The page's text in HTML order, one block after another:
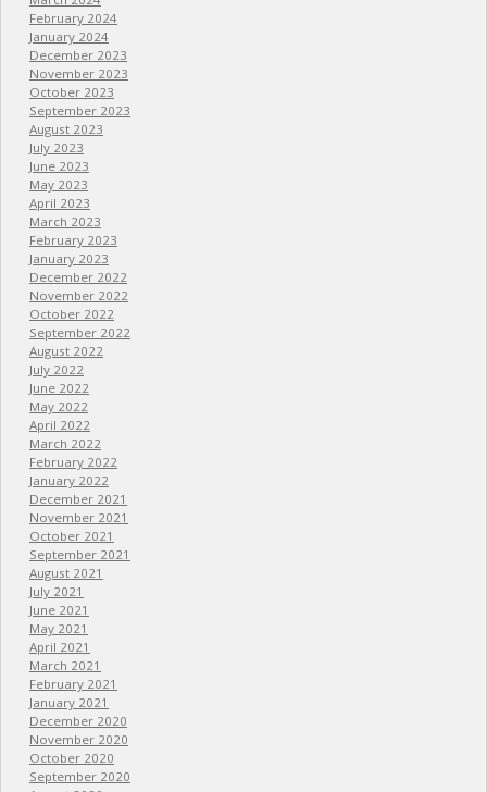
February 2024
January 2024
December 2023
November 2023
October 2023
September 2023
August 2023
July 2023
June 2023
May 2023
April 2023
March 2023
February 2023
January 2023
December 2022
November 2022
October 2022
September 2022
August 2022
July 2022
June 2022
May 2022
April 2022
March 2022
February 2022
January 2022
December 2021
November 2021
October 2021
September 2021
August 2021
July 2021
June 2021
May 2021
April 2021
March 2021
February 2021
January 2021
December 2020
November 2020
October 2020
September 2020